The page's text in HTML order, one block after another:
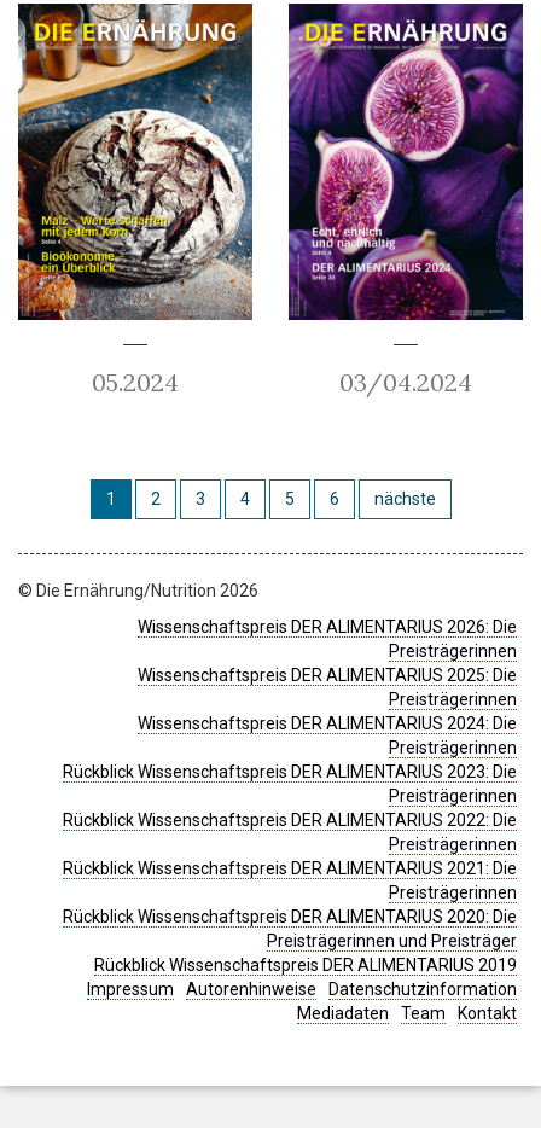
05.2024 03/04.2024
1 2 3 4 5 6 nächste
© Die Ernährung/Nutrition 2026
Wissenschaftspreis DER ALIMENTARIUS 2026: Die
Preisträgerinnen
Wissenschaftspreis DER ALIMENTARIUS 2025: Die
Preisträgerinnen
Wissenschaftspreis DER ALIMENTARIUS 2024: Die
Preisträgerinnen
Rückblick Wissenschaftspreis DER ALIMENTARIUS 2023: Die
Preisträgerinnen
Rückblick Wissenschaftspreis DER ALIMENTARIUS 2022: Die
Preisträgerinnen
Rückblick Wissenschaftspreis DER ALIMENTARIUS 2021: Die
Preisträgerinnen
Rückblick Wissenschaftspreis DER ALIMENTARIUS 2020: Die
Preisträgerinnen und Preisträger
Rückblick Wissenschaftspreis DER ALIMENTARIUS 2019
Impressum
Autorenhinweise
Datenschutzinformation
Mediadaten
Team Kontakt